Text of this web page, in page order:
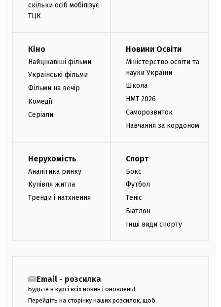
скільки осіб мобілізує
ТЦК
Кіно
Найцікавіші фільми
Українські фільми
Фільми на вечір
Комедії
Серіали
Новини Освіти
Міністерство освіти та
науки України
Школа
НМТ 2026
Саморозвиток
Навчання за кордоном
Нерухомість
Аналітика ринку
Купівля житла
Тренди і натхнення
Спорт
Бокс
Футбол
Теніс
Біатлон
Інші види спорту
Email - розсилка
Будьте в курсі всіх новин і оновлень!
Перейдіть на сторінку наших розсилок, щоб